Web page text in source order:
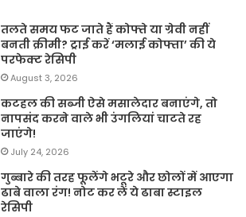
तलते समय फट जाते हैं कोफ्ते या ग्रेवी नहीं
बनती क्रीमी? ट्राई करें ‘मलाई कोफ्ता’ की ये
परफेक्ट रेसिपी
August 3, 2026
कटहल की सब्जी ऐसे मसालेदार बनाएंगे, तो
नापसंद करने वाले भी उंगलियां चाटते रह
जाएंगे!
July 24, 2026
गुब्बारे की तरह फूलेंगे भटूरे और छोलों में आएगा
ढाबे वाला रंग! नोट कर लें ये ढाबा स्टाइल
रेसिपी